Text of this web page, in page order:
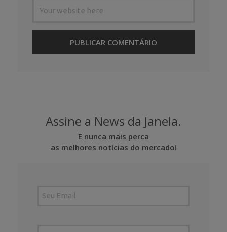
Assine a News da Janela.
E nunca mais perca
as melhores notícias do mercado!